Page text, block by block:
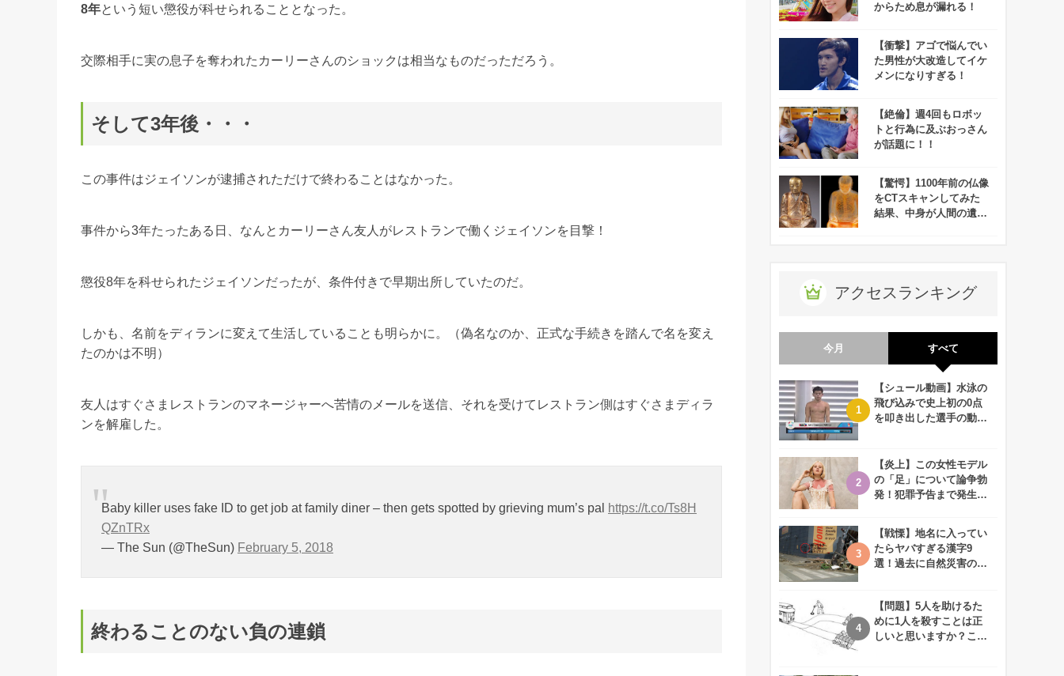
8年という短い懲役が科せられることとなった。
交際相手に実の息子を奪われたカーリーさんのショックは相当なものだっただろう。
そして3年後・・・
この事件はジェイソンが逮捕されただけで終わることはなかった。
事件から3年たったある日、なんとカーリーさん友人がレストランで働くジェイソンを目撃！
懲役8年を科せられたジェイソンだったが、条件付きで早期出所していたのだ。
しかも、名前をディランに変えて生活していることも明らかに。（偽名なのか、正式な手続きを踏んで名を変え
たのかは不明）
友人はすぐさまレストランのマネージャーへ苦情のメールを送信、それを受けてレストラン側はすぐさまディラ
ンを解雇した。
Baby killer uses fake ID to get job at family diner – then gets spotted by grieving mum’s pal
https://t.co/Ts8H
QZnTRx
— The Sun (@TheSun) February 5, 2018
終わることのない負の連鎖
からため息が漏れる！
【衝撃】アゴで悩んでい
た男性が大改造してイケ
メンになりすぎる！
【絶倫】週4回もロボッ
トと行為に及ぶおっさん
が話題に！！
【驚愕】1100年前の仏像
をCTスキャンしてみた
結果、中身が人間の遺体
アクセスランキング
今月 すべて
【シュール動画】水泳の
飛び込みで史上初の0点
を叩き出した選手の動画
【炎上】この女性モデル
の「足」について論争勃
発！犯罪予告まで発生す
【戦慄】地名に入ってい
たらヤバすぎる漢字9
選！過去に自然災害の歴
【問題】5人を助けるた
めに1人を殺すことは正
しいと思いますか？この